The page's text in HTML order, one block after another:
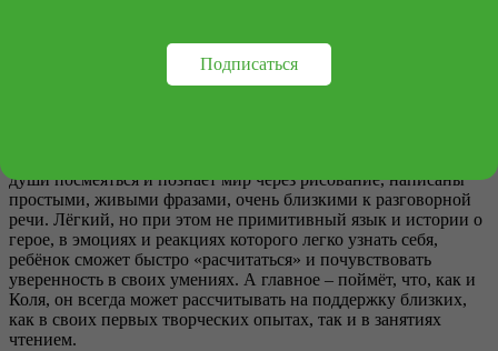
души посмеяться и познаёт мир через рисование, написаны
простыми, живыми фразами, очень близкими к разговорной
речи. Лёгкий, но при этом не примитивный язык и истории о
герое, в эмоциях и реакциях которого легко узнать себя,
ребёнок сможет быстро «расчитаться» и почувствовать
уверенность в своих умениях. А главное – поймёт, что, как и
Коля, он всегда может рассчитывать на поддержку близких,
как в своих первых творческих опытах, так и в занятиях
чтением.
Подписаться